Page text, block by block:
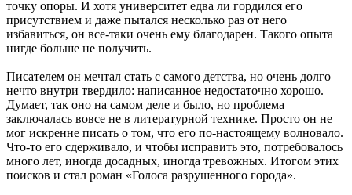
точку опоры. И хотя университет едва ли гордился его
присутствием и даже пытался несколько раз от него
избавиться, он все-таки очень ему благодарен. Такого опыта
нигде больше не получить.
Писателем он мечтал стать с самого детства, но очень долго
нечто внутри твердило: написанное недостаточно хорошо.
Думает, так оно на самом деле и было, но проблема
заключалась вовсе не в литературной технике. Просто он не
мог искренне писать о том, что его по-настоящему волновало.
Что-то его сдерживало, и чтобы исправить это, потребовалось
много лет, иногда досадных, иногда тревожных. Итогом этих
поисков и стал роман «Голоса разрушенного города».